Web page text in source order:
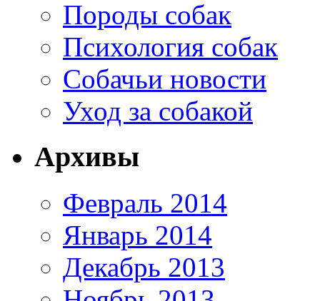
Породы собак
Психология собак
Собачьи новости
Уход за собакой
Архивы
Февраль 2014
Январь 2014
Декабрь 2013